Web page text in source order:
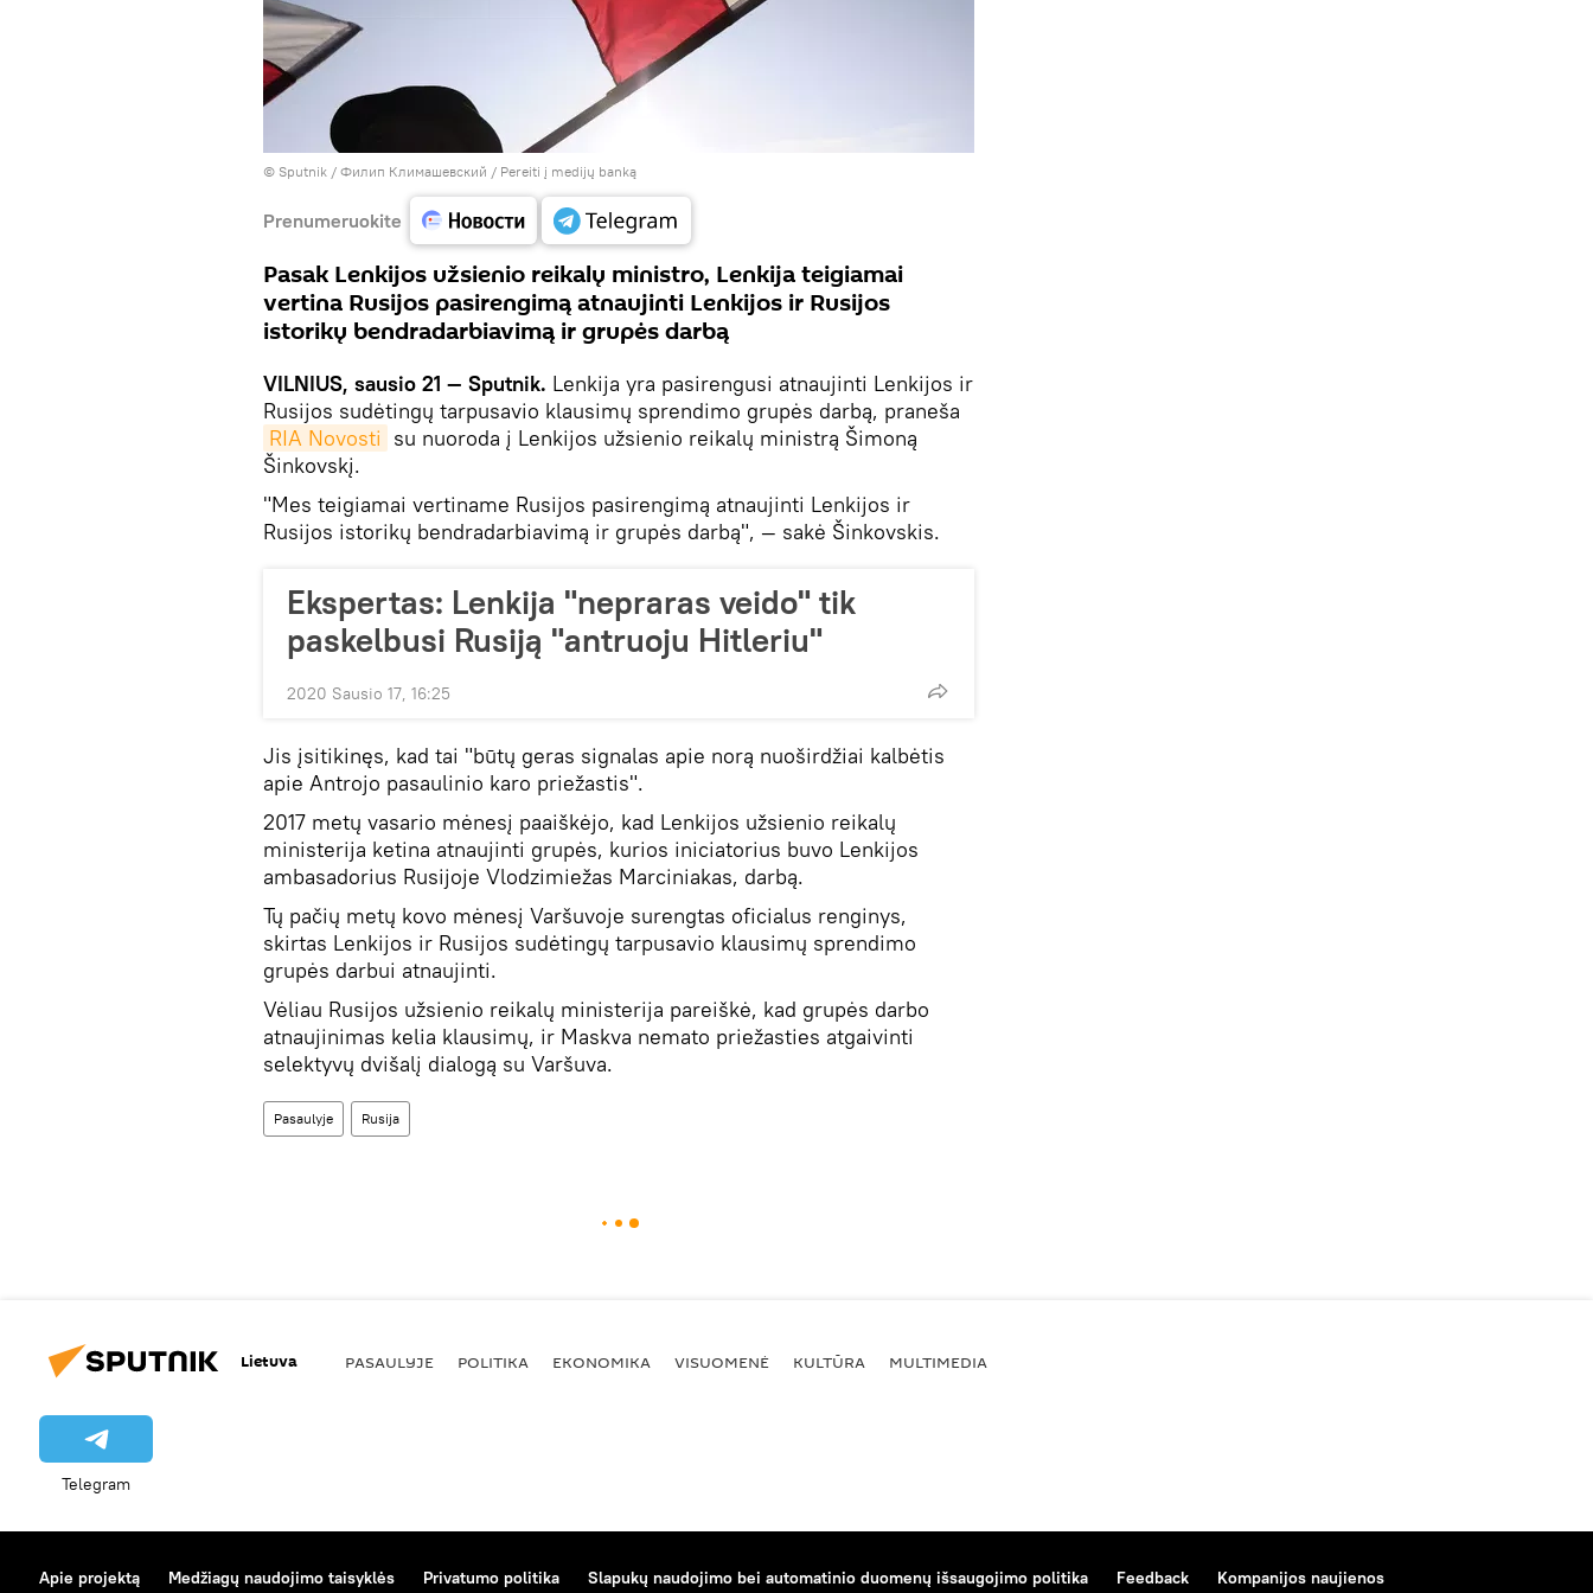
© Sputnik / Филип Климашевский / Pereiti į medijų banką
Prenumeruokite
Pasak Lenkijos užsienio reikalų ministro, Lenkija teigiamai
vertina Rusijos pasirengimą atnaujinti Lenkijos ir Rusijos
istorikų bendradarbiavimą ir grupės darbą
VILNIUS, sausio 21 — Sputnik. Lenkija yra pasirengusi atnaujinti Lenkijos ir
Rusijos sudėtingų tarpusavio klausimų sprendimo grupės darbą, praneša
RIA Novosti su nuoroda į Lenkijos užsienio reikalų ministrą Šimoną
Šinkovskį.
"Mes teigiamai vertiname Rusijos pasirengimą atnaujinti Lenkijos ir
Rusijos istorikų bendradarbiavimą ir grupės darbą", — sakė Šinkovskis.
Ekspertas: Lenkija "nepraras veido" tik
paskelbusi Rusiją "antruoju Hitleriu"
2020 Sausio 17, 16:25
Jis įsitikinęs, kad tai "būtų geras signalas apie norą nuoširdžiai kalbėtis
apie Antrojo pasaulinio karo priežastis".
2017 metų vasario mėnesį paaiškėjo, kad Lenkijos užsienio reikalų
ministerija ketina atnaujinti grupės, kurios iniciatorius buvo Lenkijos
ambasadorius Rusijoje Vlodzimiežas Marciniakas, darbą.
Tų pačių metų kovo mėnesį Varšuvoje surengtas oficialus renginys,
skirtas Lenkijos ir Rusijos sudėtingų tarpusavio klausimų sprendimo
grupės darbui atnaujinti.
Vėliau Rusijos užsienio reikalų ministerija pareiškė, kad grupės darbo
atnaujinimas kelia klausimų, ir Maskva nemato priežasties atgaivinti
selektyvų dvišalį dialogą su Varšuva.
Pasaulyje Rusija
Lietuva PASAULYJE POLITIKA EKONOMIKA VISUOMENĖ KULTŪRA MULTIMEDIA
Telegram
Apie projektą Medžiagų naudojimo taisyklės Privatumo politika Slapukų naudojimo bei automatinio duomenų išsaugojimo politika Feedback Kompanijos naujienos